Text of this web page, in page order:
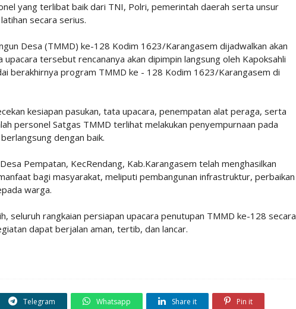
yang terlibat baik dari TNI, Polri, pemerintah daerah serta unsur
secara serius.
Desa (TMMD) ke-128 Kodim 1623/Karangasem dijadwalkan akan
tersebut rencananya akan dipimpin langsung oleh Kapoksahli
berakhirnya program TMMD ke - 128 Kodim 1623/Karangasem di
kesiapan pasukan, tata upacara, penempatan alat peraga, serta
personel Satgas TMMD terlihat melakukan penyempurnaan pada
dengan baik.
Pempatan, KecRendang, Kab.Karangasem telah menghasilkan
bagi masyarakat, meliputi pembangunan infrastruktur, perbaikan
warga.
seluruh rangkaian persiapan upacara penutupan TMMD ke-128 secara
dapat berjalan aman, tertib, dan lancar.
Telegram Whatsapp Share it Pin it